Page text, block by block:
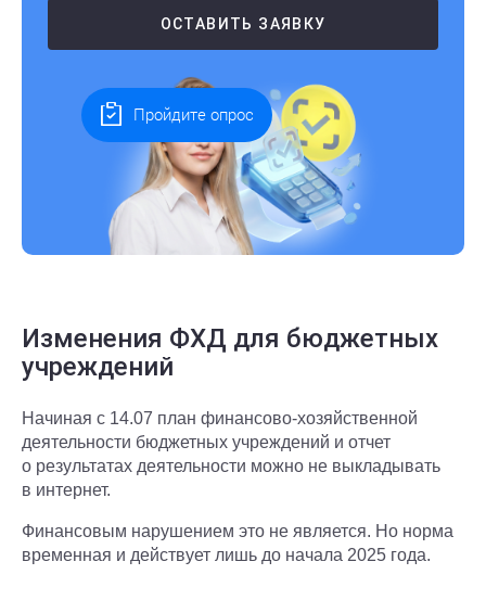
ОСТАВИТЬ ЗАЯВКУ
Изменения ФХД для бюджетных
учреждений
Начиная с 14.07 план финансово-хозяйственной
деятельности бюджетных учреждений и отчет
о результатах деятельности можно не выкладывать
в интернет.
Финансовым нарушением это не является. Но норма
временная и действует лишь до начала 2025 года.
Пройдите опрос